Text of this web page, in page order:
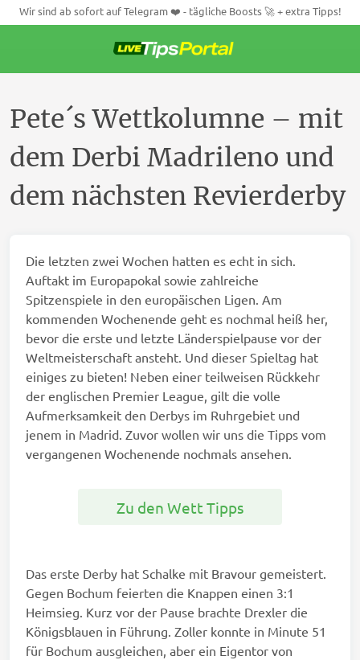
Wir sind ab sofort auf Telegram ❤️ - tägliche Boosts 🚀 + extra Tipps!
Inhalt
Pete´s Wettkolumne – mit
dem Derbi Madrileno und
dem nächsten Revierderby
Die letzten zwei Wochen hatten es echt in sich.
Auftakt im Europapokal sowie zahlreiche
Spitzenspiele in den europäischen Ligen. Am
kommenden Wochenende geht es nochmal heiß her,
bevor die erste und letzte Länderspielpause vor der
Weltmeisterschaft ansteht. Und dieser Spieltag hat
einiges zu bieten! Neben einer teilweisen Rückkehr
der englischen Premier League, gilt die volle
Aufmerksamkeit den Derbys im Ruhrgebiet und
jenem in Madrid. Zuvor wollen wir uns die Tipps vom
vergangenen Wochenende nochmals ansehen.
Zu den Wett Tipps
Das erste Derby hat Schalke mit Bravour gemeistert.
Gegen Bochum feierten die Knappen einen 3:1
Heimsieg. Kurz vor der Pause brachte Drexler die
Königsblauen in Führung. Zoller konnte in Minute 51
für Bochum ausgleichen, aber ein Eigentor von